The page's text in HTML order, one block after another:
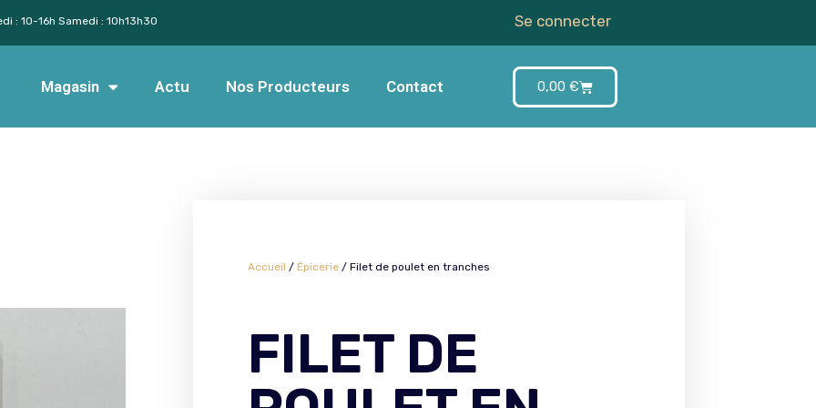
: 10-16h Samedi : 10h13h30 Se connecter
Magasin Actu Nos Producteurs Contact 0,00 €
Accueil / Épicerie / Filet de poulet en tranches
FILET DE